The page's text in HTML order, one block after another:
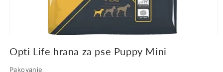
Opti Life hrana za pse Puppy Mini
Pakovanje